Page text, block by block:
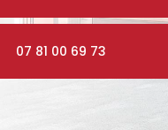
07 81 00 69 73